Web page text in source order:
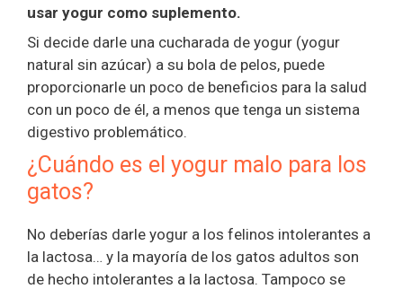
usar yogur como suplemento.
Si decide darle una cucharada de yogur (yogur
natural sin azúcar) a su bola de pelos, puede
proporcionarle un poco de beneficios para la salud
con un poco de él, a menos que tenga un sistema
digestivo problemático.
¿Cuándo es el yogur malo para los
gatos?
No deberías darle yogur a los felinos intolerantes a
la lactosa… y la mayoría de los gatos adultos son
de hecho intolerantes a la lactosa. Tampoco se